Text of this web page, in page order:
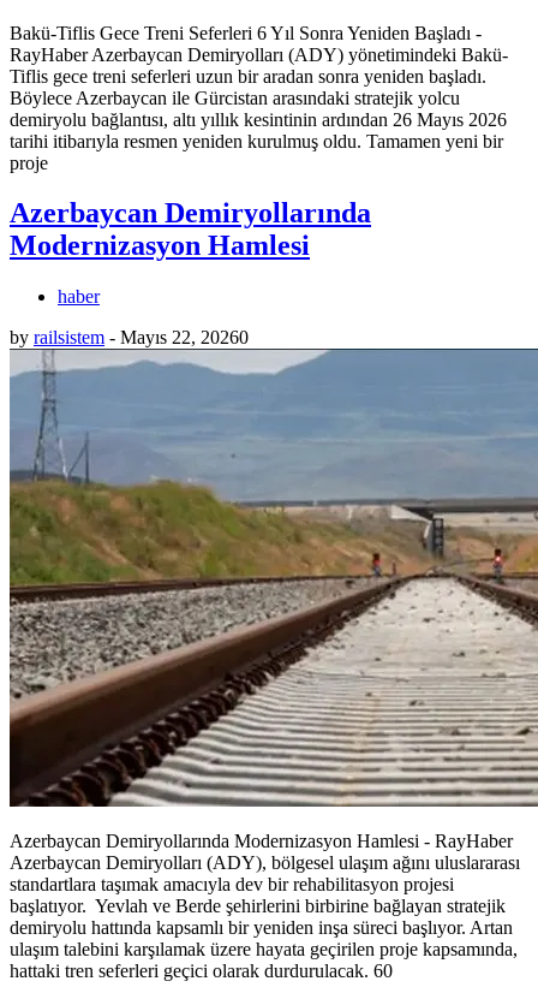
Bakü-Tiflis Gece Treni Seferleri 6 Yıl Sonra Yeniden Başladı -
RayHaber Azerbaycan Demiryolları (ADY) yönetimindeki Bakü-
Tiflis gece treni seferleri uzun bir aradan sonra yeniden başladı.
Böylece Azerbaycan ile Gürcistan arasındaki stratejik yolcu
demiryolu bağlantısı, altı yıllık kesintinin ardından 26 Mayıs 2026
tarihi itibarıyla resmen yeniden kurulmuş oldu. Tamamen yeni bir
proje
Azerbaycan Demiryollarında
Modernizasyon Hamlesi
haber
by railsistem - Mayıs 22, 20260
Azerbaycan Demiryollarında Modernizasyon Hamlesi - RayHaber
Azerbaycan Demiryolları (ADY), bölgesel ulaşım ağını uluslararası
standartlara taşımak amacıyla dev bir rehabilitasyon projesi
başlatıyor. Yevlah ve Berde şehirlerini birbirine bağlayan stratejik
demiryolu hattında kapsamlı bir yeniden inşa süreci başlıyor. Artan
ulaşım talebini karşılamak üzere hayata geçirilen proje kapsamında,
hattaki tren seferleri geçici olarak durdurulacak. 60